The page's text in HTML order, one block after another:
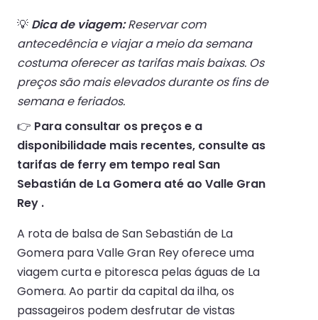
💡 Dica de viagem:Reservar com
antecedência e viajar a meio da semana
costuma oferecer as tarifas mais baixas. Os
preços são mais elevados durante os fins de
semana e feriados.
👉 Para consultar os preços e a
disponibilidade mais recentes, consulte as
tarifas de ferry em tempo real San
Sebastián de La Gomera até ao Valle Gran
Rey .
A rota de balsa de San Sebastián de La
Gomera para Valle Gran Rey oferece uma
viagem curta e pitoresca pelas águas de La
Gomera. Ao partir da capital da ilha, os
passageiros podem desfrutar de vistas